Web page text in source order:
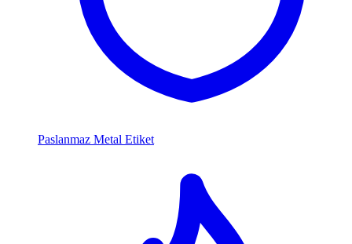
Paslanmaz Metal Etiket